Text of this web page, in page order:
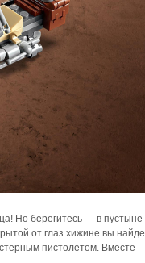
Но берегитесь — в пустыне
от глаз хижине вы
пистолетом. Вместе